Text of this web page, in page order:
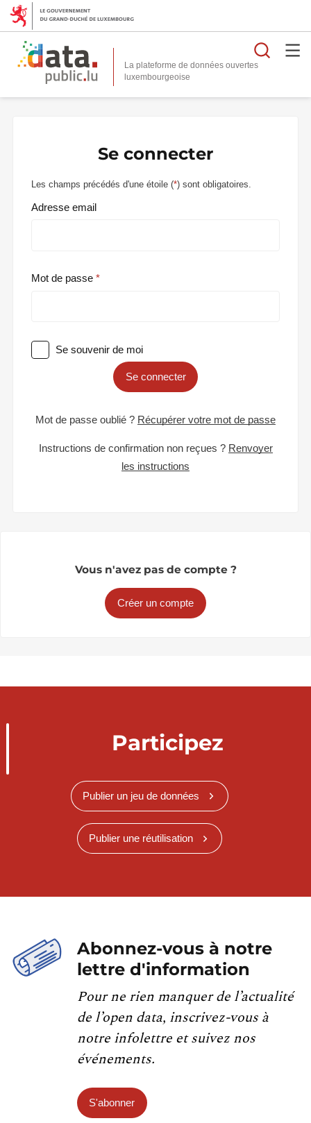
La plateforme de données ouvertes
Se connecter
Les champs précédés d'une étoile (*) sont obligatoires.
Adresse email
Mot de passe
Se souvenir de moi
Se connecter
Mot de passe oublié ? Récupérer votre mot de passe
Instructions de confirmation non reçues ? Renvoyer
les instructions
Vous n'avez pas de compte ?
Créer un compte
Participez
Publier un jeu de données
Publier une réutilisation
Abonnez-vous à notre
lettre d'information
Pour ne rien manquer de l’actualité
de l’open data, inscrivez-vous à
notre infolettre et suivez nos
événements.
S'abonner